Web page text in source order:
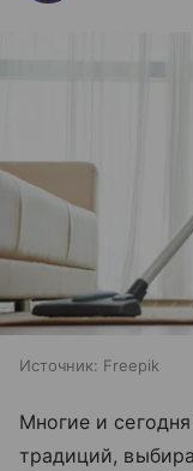
Источник: Freepik
Многие и
традиций,